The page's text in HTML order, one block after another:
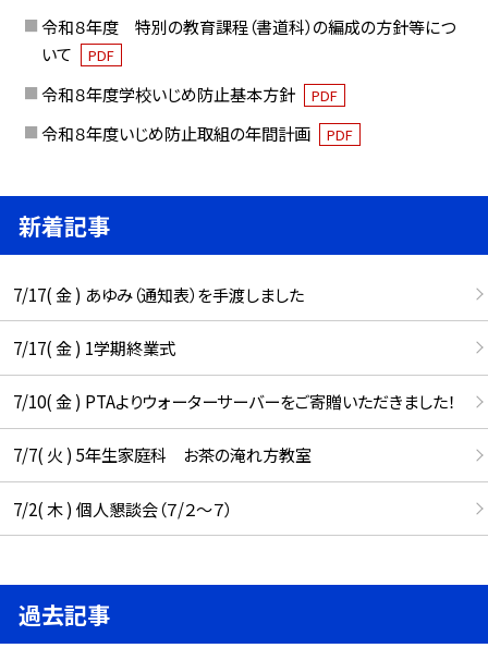
令和８年度 特別の教育課程（書道科）の編成の方針等につ
いて
PDF
令和８年度学校いじめ防止基本方針 PDF
令和８年度いじめ防止取組の年間計画 PDF
新着記事
7/17( 金 ) あゆみ（通知表）を手渡しました
7/17( 金 ) 1学期終業式
7/10( 金 ) PTAよりウォーターサーバーをご寄贈いただきました！
7/7( 火 ) 5年生家庭科 お茶の淹れ方教室
7/2( 木 ) 個人懇談会（７/２～７）
過去記事